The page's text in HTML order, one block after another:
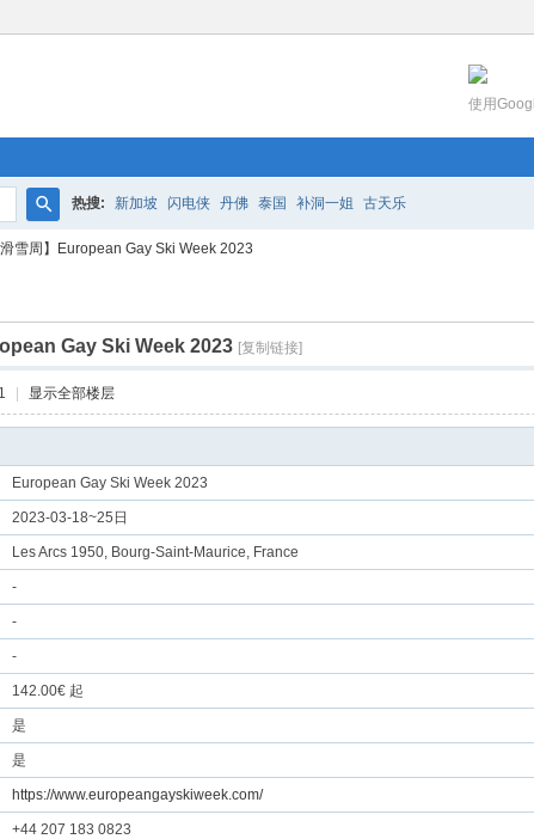
使用
搜
热搜: 新加坡 闪电侠 丹佛 泰国 补洞一姐 古天乐
滑雪周】European Gay Ski Week 2023
Gay Ski Week 2023 [复制链接]
显示全部楼层
European Gay Ski Week 2023
2023-03-18~25日
Les Arcs 1950, Bourg-Saint-Maurice, France
-
-
-
142.00€ 起
是
是
https://www.europeangayskiweek.com/
+44 207 183 0823